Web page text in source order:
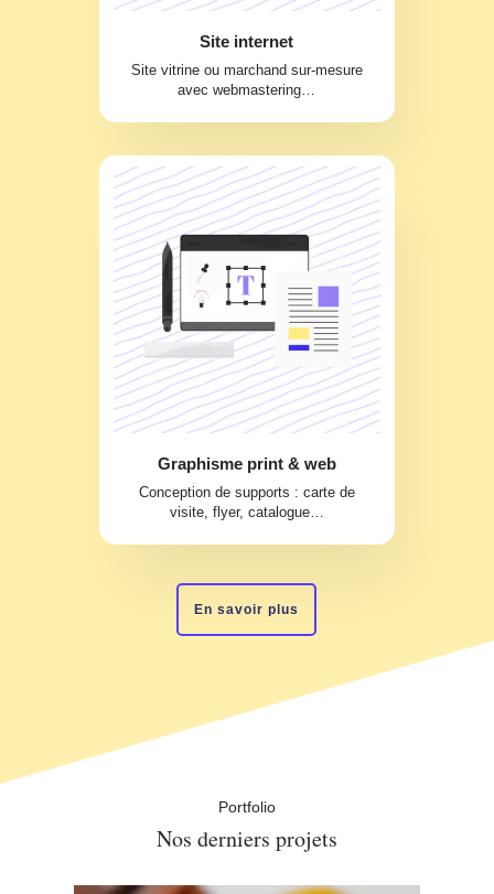
Site internet
Site vitrine ou marchand sur-mesure
avec webmastering…
Graphisme print & web
Conception de supports : carte de
visite, flyer, catalogue…
En savoir plus
Portfolio
Nos derniers projets